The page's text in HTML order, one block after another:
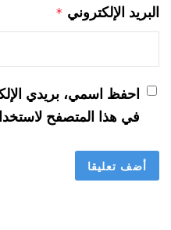
البريد الإلكتروني *
احفظ اسمي، بريدي
في هذا المتصفح